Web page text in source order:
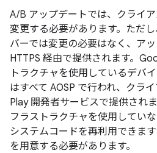
A/B アップデートでは、クライ
変更する必要があります。ただ
バーでは変更の必要はなく、ア
HTTPS 経由で提供されます。
トラクチャを使用しているデバ
はすべて AOSP で行われ、クラ
Play 開発者サービスで提供され
フラストラクチャを使用してい
システムコードを再利用できま
を用意する必要があります。